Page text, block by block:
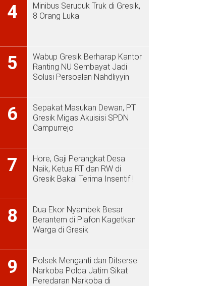
4
Minibus Seruduk Truk di Gresik,
8 Orang Luka
5
Wabup Gresik Berharap Kantor
Ranting NU Sembayat Jadi
Solusi Persoalan Nahdliyyin
6
Sepakat Masukan Dewan, PT
Gresik Migas Akuisisi SPDN
Campurrejo
7
Hore, Gaji Perangkat Desa
Naik, Ketua RT dan RW di
Gresik Bakal Terima Insentif !
8
Dua Ekor Nyambek Besar
Berantem di Plafon Kagetkan
Warga di Gresik
9
Polsek Menganti dan Ditserse
Narkoba Polda Jatim Sikat
Peredaran Narkoba di